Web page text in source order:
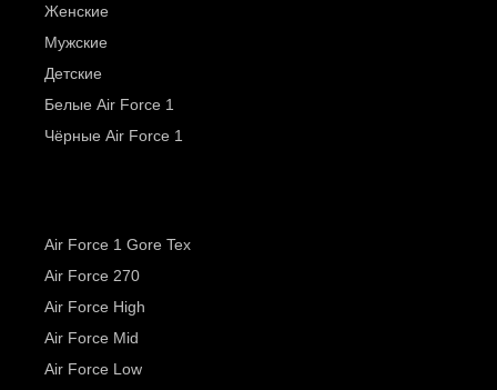
Женские
Мужские
Детские
Белые Air Force 1
Чёрные Air Force 1
Air Force 1 Gore Tex
Air Force 270
Air Force High
Air Force Mid
Air Force Low